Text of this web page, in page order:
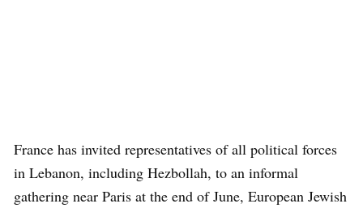
France has invited representatives of all political forces
in Lebanon, including Hezbollah, to an informal
gathering near Paris at the end of June, European Jewish